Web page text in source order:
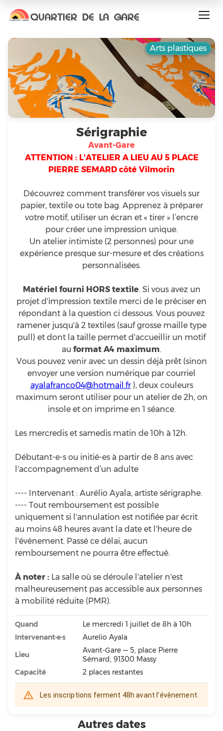
QUARTIER DE LA GARE
Arts plastiques
Sérigraphie
Avant-Gare
ATTENTION : L'ATELIER A LIEU AU 5 PLACE
PIERRE SEMARD côté Vilmorin
Découvrez comment transférer vos visuels sur
papier, textile ou tote bag. Apprenez à préparer
votre motif, utiliser un écran et « tirer » l’encre
pour créer une impression unique.
Un atelier intimiste (2 personnes) pour une
expérience presque sur-mesure et des créations
personnalisées.
Matériel fourni HORS textile. Si vous avez un
projet d'impression textile merci de le préciser en
répondant à la question ci dessous. Vous pouvez
ramener jusqu'à 2 textiles (sauf grosse maille type
pull) et dont la taille permet d'accueillir un motif
au format A4 maximum.
Vous pouvez venir avec un dessin déjà prêt (sinon
envoyer une version numérique par courriel
ayalafranco04@hotmail.fr), deux couleurs
maximum seront utiliser pour un atelier de 2h, on
insole et on imprime en 1 séance.
Les mercredis et samedis matin de 10h à 12h.
Débutant-e-s ou initié-es à partir de 8 ans avec
l'accompagnement d’un adulte
---- Intervenant : Aurélio Ayala, artiste sérigraphe.
---- Tout remboursement est possible
uniquement si l'annulation est notifiée par écrit
au moins 48 heures avant la date et l'heure de
l'événement. Passé ce délai, aucun
remboursement ne pourra être effectué.
À noter : La salle où se déroule l'atelier n'est
malheureusement pas accessible aux personnes
à mobilité réduite (PMR).
Quand
Le mercredi 1 juillet de 8h à 10h
Intervenant·e·s
Aurelio Ayala
Lieu
Avant-Gare — 5, place Pierre
Sémard, 91300 Massy
Capacité
2 places restantes
Les inscriptions ferment 48h avant l’évènement.
Autres dates